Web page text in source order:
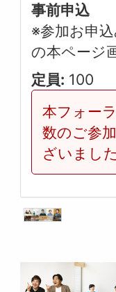
事前申込
※参加お申
の本ページ
定員: 100
本フォー
数のご参
ざいました